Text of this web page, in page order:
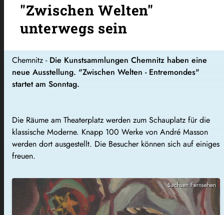
"Zwischen Welten"
unterwegs sein
Chemnitz - Die Kunstsammlungen Chemnitz haben eine
neue Ausstellung. "Zwischen Welten - Entremondes"
startet am Sonntag.
Die Räume am Theaterplatz werden zum Schauplatz für die
klassische Moderne. Knapp 100 Werke von André Masson
werden dort ausgestellt. Die Besucher können sich auf einiges
freuen.
Sachsen Fernsehen